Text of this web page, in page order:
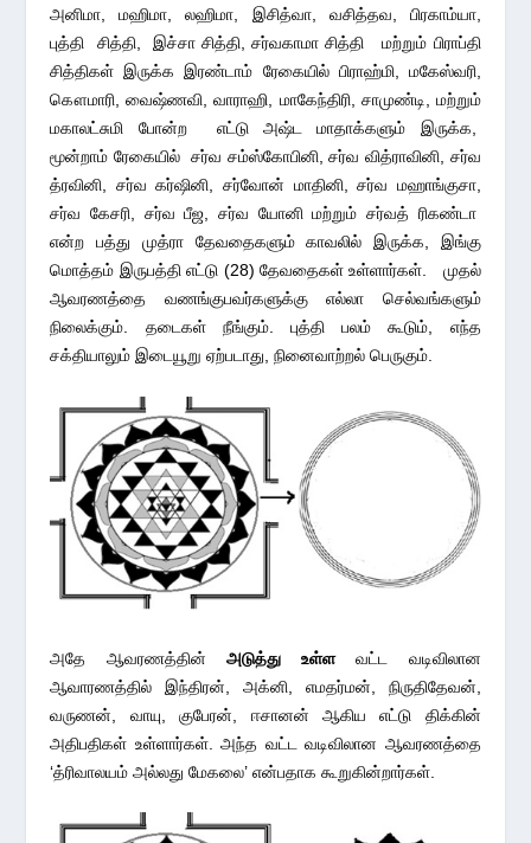
அனிமா, மஹிமா, லஹிமா, இசித்வா, வசித்தவ, பிரகாம்யா,
புத்தி சித்தி, இச்சா சித்தி, சர்வகாமா சித்தி மற்றும் பிராப்தி
சித்திகள் இருக்க இரண்டாம் ரேகையில் பிராஹ்மி, மகேஸ்வரி,
கௌமாரி, வைஷ்ணவி, வாராஹி, மாகேந்திரி, சாமுண்டி, மற்றும்
மகாலட்சுமி போன்ற எட்டு அஷ்ட மாதாக்களும் இருக்க,
மூன்றாம் ரேகையில் சர்வ சம்ஸ்கோபினி, சர்வ வித்ராவினி, சர்வ
த்ரவினி, சர்வ கர்ஷினி, சர்வோன் மாதினி, சர்வ மஹாங்குசா,
சர்வ கேசரி, சர்வ பீஜ, சர்வ யோனி மற்றும் சர்வத் ரிகண்டா
என்ற பத்து முத்ரா தேவதைகளும் காவலில் இருக்க, இங்கு
மொத்தம் இருபத்தி எட்டு (28) தேவதைகள் உள்ளார்கள். முதல்
ஆவரணத்தை வணங்குபவர்களுக்கு எல்லா செல்வங்களும்
நிலைக்கும். தடைகள் நீங்கும். புத்தி பலம் கூடும், எந்த
சக்தியாலும் இடையூறு ஏற்படாது, நினைவாற்றல் பெருகும்.
அதே ஆவரணத்தின் அடுத்து உள்ளவட்ட வடிவிலான
ஆவாரணத்தில் இந்திரன், அக்னி, எமதர்மன், நிருதிதேவன்,
வருணன், வாயு, குபேரன், ஈசானன் ஆகிய எட்டு திக்கின்
அதிபதிகள் உள்ளார்கள். அந்த வட்ட வடிவிலான ஆவரணத்தை
‘த்ரிவாலயம் அல்லது மேகலை’ என்பதாக கூறுகின்றார்கள்.